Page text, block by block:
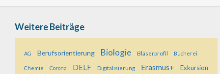
Weitere Beiträge
AG Berufsorientierung Biologie Bläserprofil Bücherei
Chemie Corona DELF Digitalisierung Erasmus+ Exkursion